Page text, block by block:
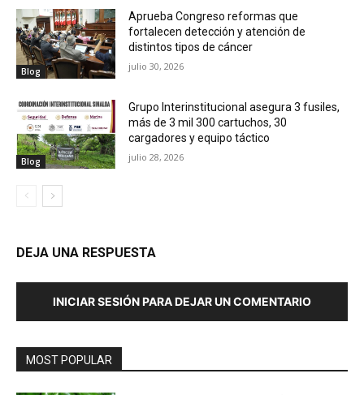
Blog
Aprueba Congreso reformas que
fortalecen detección y atención de
distintos tipos de cáncer
julio 30, 2026
Blog
Grupo Interinstitucional asegura 3 fusiles,
más de 3 mil 300 cartuchos, 30
cargadores y equipo táctico
julio 28, 2026
DEJA UNA RESPUESTA
INICIAR SESIÓN PARA DEJAR UN COMENTARIO
MOST POPULAR